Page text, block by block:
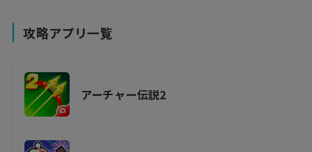
攻略アプリ一覧
アーチャー伝説2